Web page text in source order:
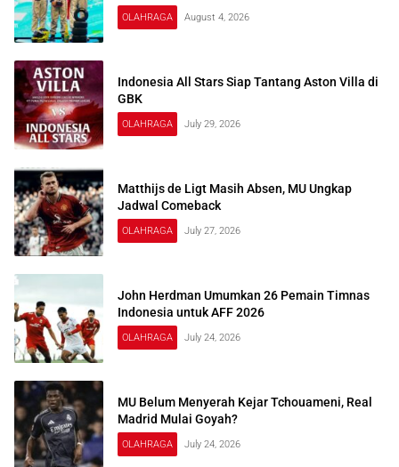
OLAHRAGA August 4, 2026
Indonesia All Stars Siap Tantang Aston Villa di
GBK
OLAHRAGA July 29, 2026
Matthijs de Ligt Masih Absen, MU Ungkap
Jadwal Comeback
OLAHRAGA July 27, 2026
John Herdman Umumkan 26 Pemain Timnas
Indonesia untuk AFF 2026
OLAHRAGA July 24, 2026
MU Belum Menyerah Kejar Tchouameni, Real
Madrid Mulai Goyah?
OLAHRAGA July 24, 2026